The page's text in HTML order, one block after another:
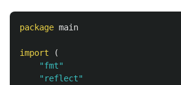
package main
import
(
"fmt"
"reflect"